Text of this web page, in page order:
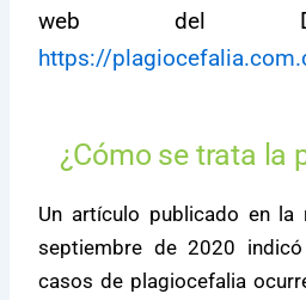
web del
https://
¿Cómo se trata la
Un artículo publicado en la
septiembre de 2020
casos de plagiocefalia